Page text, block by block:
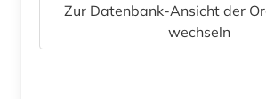
Zur Datenbank-Ansicht der
wechseln